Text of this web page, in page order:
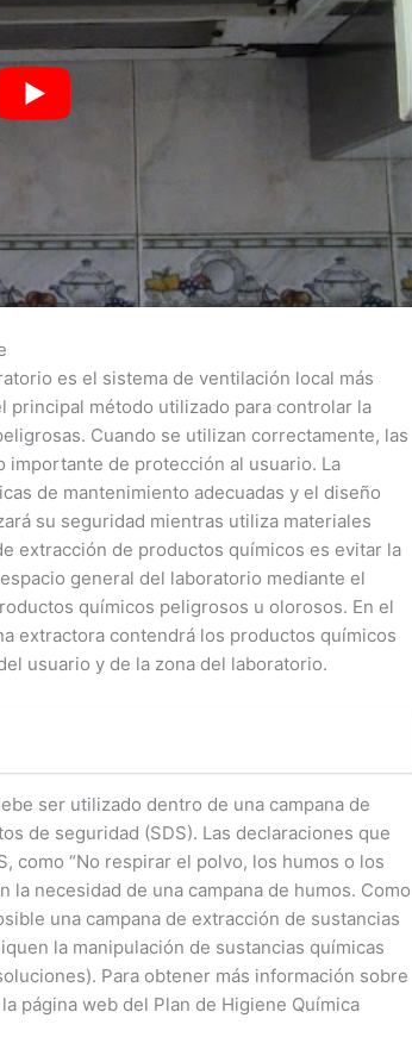
es el sistema de ventilación local más
principal método utilizado para controlar la
Cuando se utilizan correctamente, las
importante de protección al usuario. La
de mantenimiento adecuadas y el diseño
su seguridad mientras utiliza materiales
extracción de productos químicos es evitar la
general del laboratorio mediante el
químicos peligrosos u olorosos. En el
extractora contendrá los productos químicos
usuario y de la zona del laboratorio.
ser utilizado dentro de una campana de
de seguridad (SDS). Las declaraciones que
como “No respirar el polvo, los humos o los
la necesidad de una campana de humos. Como
una campana de extracción de sustancias
la manipulación de sustancias químicas
Para obtener más información sobre
página web del Plan de Higiene Química